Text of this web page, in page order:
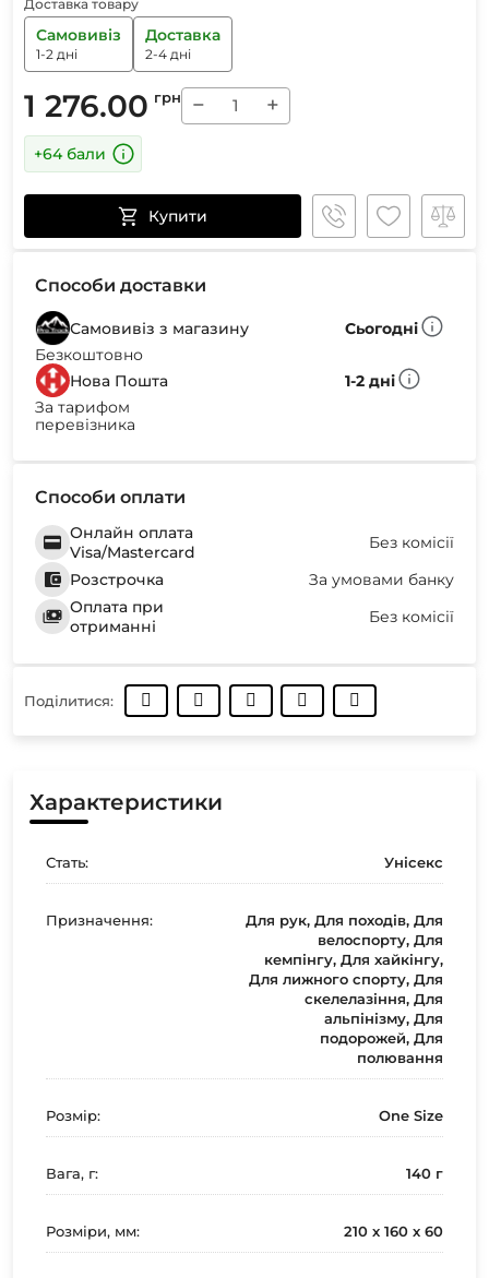
Доставка товару
Самовивіз
1-2 дні
Доставка
2-4 дні
1 276.00 грн − +
+64 бали
Купити
Способи доставки
Самовивіз з магазину
Сьогодні
Безкоштовно
Нова Пошта
1-2 дні
За тарифом
перевізника
Способи оплати
Онлайн оплата
Visa/Mastercard
Без комісії
Розстрочка
За умовами банку
Оплата при
отриманні
Без комісії
Поділитися:
Характеристики
Стать: Унісекс
Призначення:
Для рук, Для походів, Для
велоспорту, Для
кемпінгу, Для хайкінгу,
Для лижного спорту, Для
скелелазіння, Для
альпінізму, Для
подорожей, Для
полювання
Розмір: One Size
Вага, г: 140 г
Розміри, мм: 210 х 160 х 60